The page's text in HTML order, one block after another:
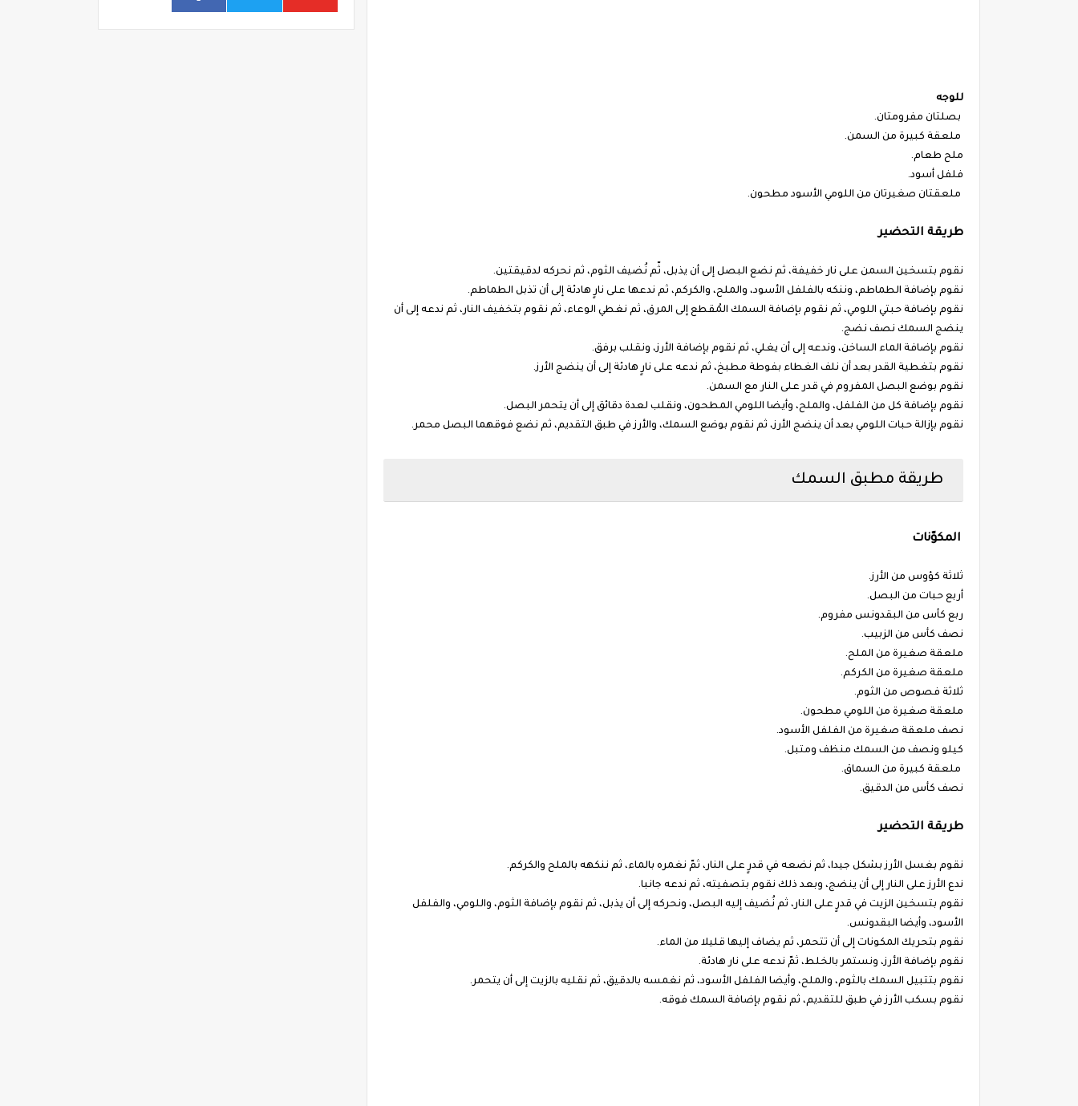
للوجه
بصلتان مفرومتان.
ملعقة كبيرة من السمن.
ملح طعام.
فلفل أسود.
ملعقتان صغيرتان من اللومي الأسود مطحون.
طريقة التحضير
نقوم بتسخين السمن على نار خفيفة، ثم نضع البصل إلى أن يذبل، ثّم نُضيف الثوم، ثم نحركه لدقيقتين.
نقوم بإضافة الطماطم، وننكه بالفلفل الأسود، والملح، والكركم، ثم ندعها على نارٍ هادئة إلى أن تذبل الطماطم.
نقوم بإضافة حبتي اللومي، ثم نقوم بإضافة السمك المُقطع إلى المرق، ثم نغطي الوعاء، ثم نقوم بتخفيف النار، ثم ندعه إلى أن
ينضج السمك نصف نضج.
نقوم بإضافة الماء الساخن، وندعه إلى أن يغلي، ثم نقوم بإضافة الأرز، ونقلب برفق.
نقوم بتغطية القدر بعد أن نلف الغطاء بفوطة مطبخ، ثم ندعه على نارٍ هادئة إلى أن ينضج الأرز.
نقوم بوضع البصل المفروم في قدر على النار مع السمن.
نقوم بإضافة كل من الفلفل، والملح، وأيضا اللومي المطحون، ونقلب لعدة دقائق إلى أن يتحمر البصل.
نقوم بإزالة حبات اللومي بعد أن ينضج الأرز، ثم نقوم بوضع السمك، والأرز في طبق التقديم، ثم نضع فوقهما البصل محمر.
طريقة مطبق السمك
المكوّنات
ثلاثة كؤوس من الأرز.
أربع حبات من البصل.
ربع كأس من البقدونس مفروم.
نصف كأس من الزبيب.
ملعقة صغيرة من الملح.
ملعقة صغيرة من الكركم.
ثلاثة فصوص من الثوم.
ملعقة صغيرة من اللومي مطحون.
نصف ملعقة صغيرة من الفلفل الأسود.
كيلو ونصف من السمك منظف ومتبل.
ملعقة كبيرة من السماق.
نصف كأس من الدقيق.
طريقة التحضير
نقوم بغسل الأرز بشكل جيدا، ثم نضعه في قدرٍ على النار، ثمّ نغمره بالماء، ثم ننكهه بالملح والكركم.
ندع الأرز على النار إلى أن ينضج، وبعد ذلك نقوم بتصفيته، ثم ندعه جانبا.
نقوم بتسخين الزيت في قدرٍ على النار، ثم نُضيف إليه البصل، ونحركه إلى أن يذبل، ثم نقوم بإضافة الثوم، واللومي، والفلفل
الأسود، وأيضا البقدونس.
نقوم بتحريك المكونات إلى أن تتحمر، ثم يضاف إليها قليلا من الماء.
نقوم بإضافة الأرز، ونستمر بالخلط، ثمّ ندعه على نار هادئة.
نقوم بتتبيل السمك بالثوم، والملح، وأيضا الفلفل الأسود، ثم نغمسه بالدقيق، ثم نقليه بالزيت إلى أن يتحمر.
نقوم بسكب الأرز في طبق للتقديم، ثم نقوم بإضافة السمك فوقه.